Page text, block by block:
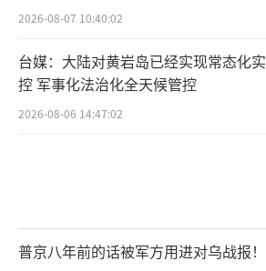
2026-08-07 10:40:02
台媒：大陆对黄岩岛已经实现常态化实
控 军事化法治化全天候管控
2026-08-06 14:47:02
普京八年前的话被军方用进对乌战报！